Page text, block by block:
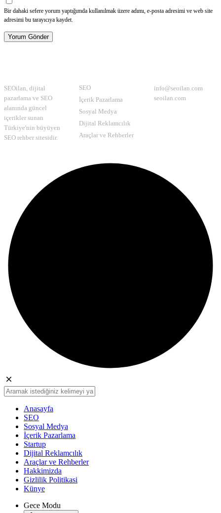
Bir dahaki sefere yorum yaptığımda kullanılmak üzere adımı, e-posta adresimi ve web site
adresimi bu tarayıcıya kaydet.
Yorum Gönder
SEOilan, dijital
pazarlama ve SEO
alanında güncel
içerikler sunan
Türkiye'nin büyüyen
SEO rehber sitesidir.
SEO
İçerik Pazarlama
Sosyal Medya
Dijital Reklamcılık
Araçlar ve Rehberler
info@seoilan.com
seoilan.com
Anasayfa
SEO
Sosyal Medya
İçerik Pazarlama
Startup
Dijital Reklamcılık
Araçlar ve Rehberler
Hakkimizda
Gizlilik Politikasi
Künye
Gece Modu